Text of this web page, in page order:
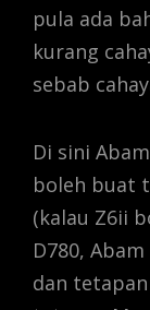
pula ada
kurang
sebab
Di sini
boleh buat
(kalau Z6ii
D780,
dan